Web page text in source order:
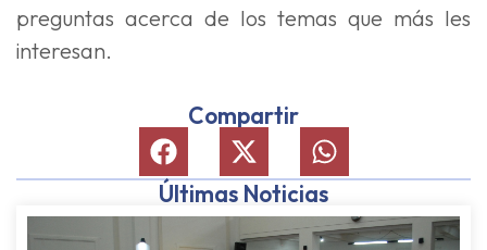
preguntas acerca de los temas que más les
interesan.
Compartir
Últimas Noticias